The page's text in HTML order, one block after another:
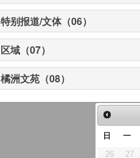
特别报道/文体（06）
区域（07）
橘洲文苑（08）
日 一
26 27